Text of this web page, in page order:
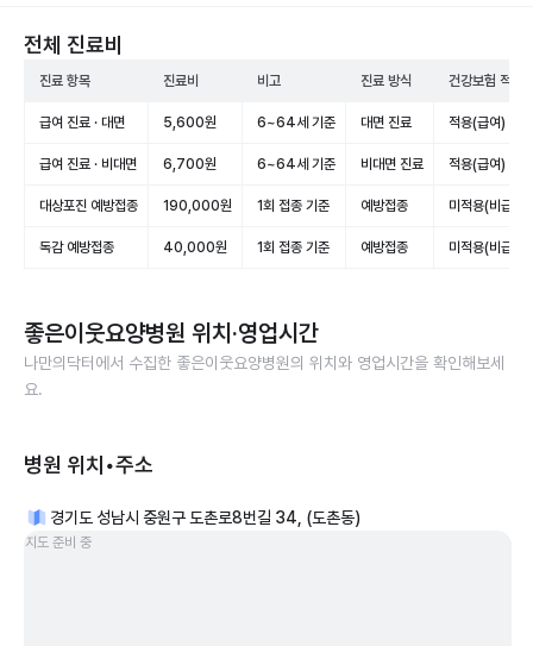
전체 진료비
진료 항목 진료비 비고 진료 방식 건강보험 적용
급여 진료 · 대면 5,600원 6~64세 기준 대면 진료 적용(급여)
급여 진료 · 비대면 6,700원 6~64세 기준 비대면 진료 적용(급여)
대상포진 예방접종 190,000원 1회 접종 기준 예방접종 미적용(비급여)
독감 예방접종 40,000원 1회 접종 기준 예방접종 미적용(비급여)
좋은이웃요양병원 위치·영업시간
나만의닥터에서 수집한 좋은이웃요양병원의 위치와 영업시간을 확인해보세
요.
병원 위치•주소
경기도 성남시 중원구 도촌로8번길 34, (도촌동)
지도 준비 중